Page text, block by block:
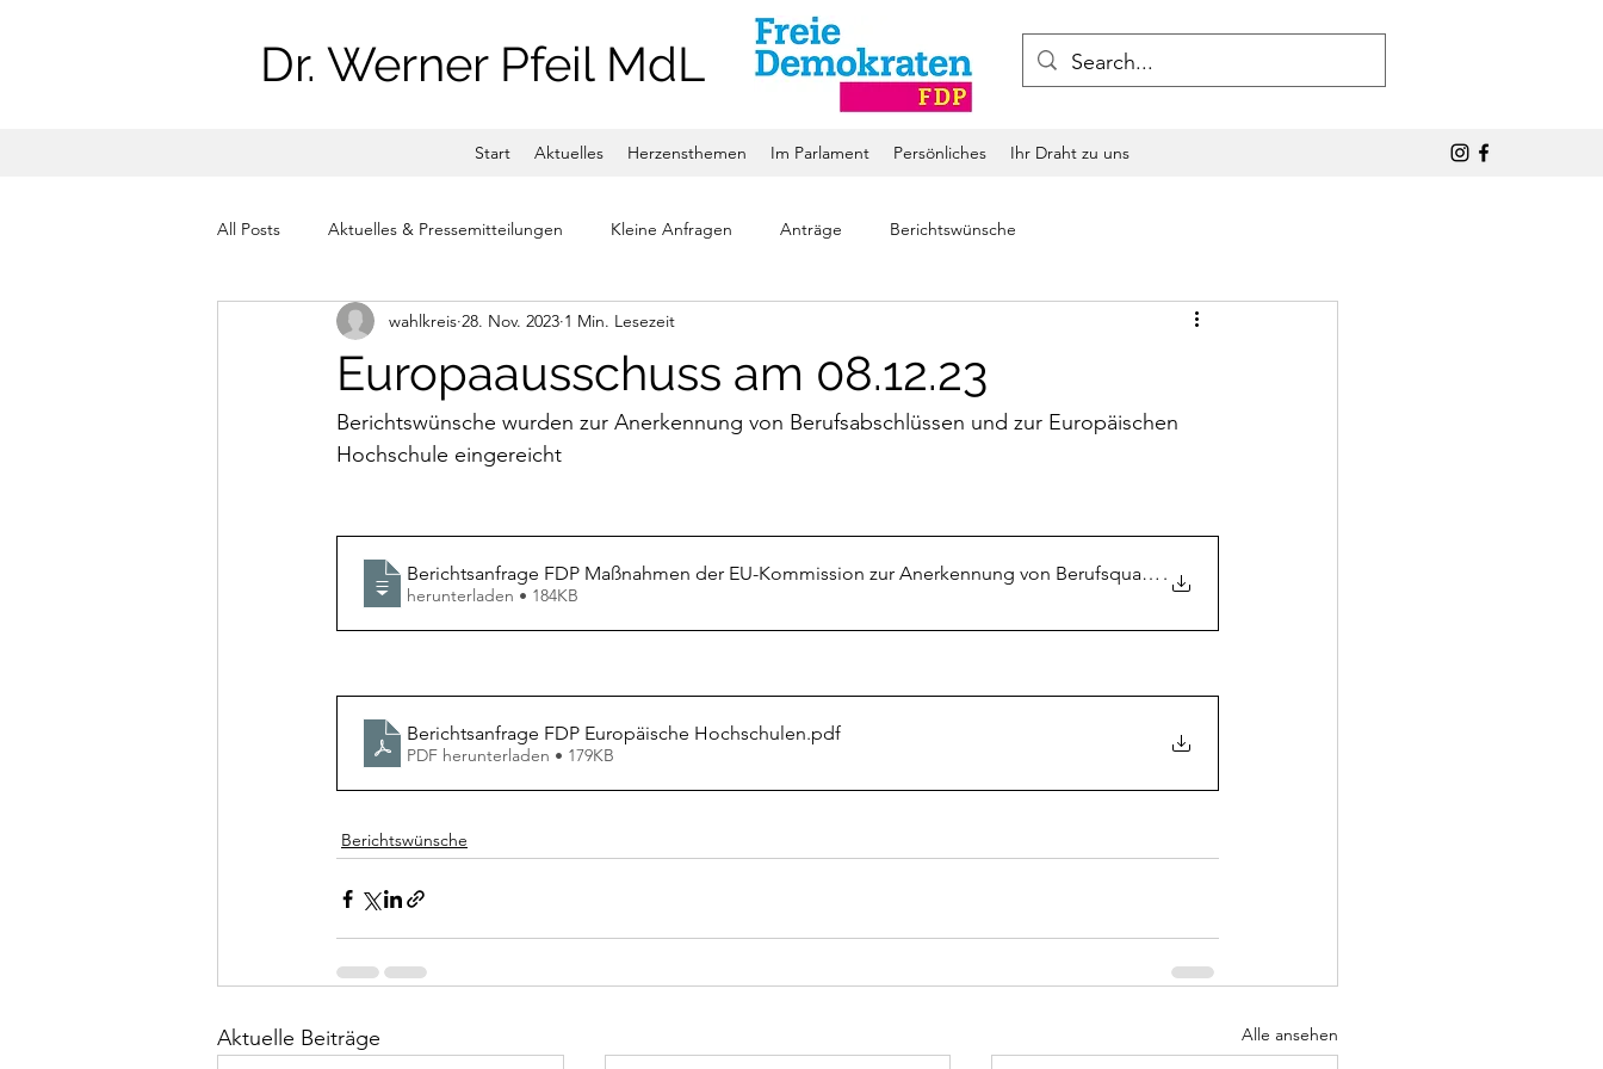
Dr. Werner Pfeil MdL
Start Aktuelles Herzensthemen Im Parlament Persönliches Ihr Draht zu uns
All Posts Aktuelles & Pressemitteilungen Kleine Anfragen Anträge Berichtswünsche
Europaausschuss am 08.12.23
wahlkreis 28. Nov. 2023 1 Min. Lesezeit
Berichtswünsche wurden zur Anerkennung von Berufsabschlüssen und zur Europäischen
Hochschule eingereicht
Berichtsanfrage FDP Maßnahmen der EU-Kommission zur Anerkennung von Berufsqualifikationen
.
herunterladen • 184KB
Berichtsanfrage FDP Europäische Hochschulen.pdf
PDF herunterladen • 179KB
Berichtswünsche
Aktuelle Beiträge Alle ansehen